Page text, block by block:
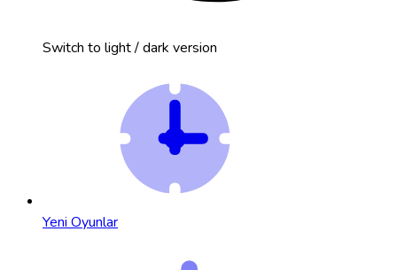
Switch to light / dark version
Yeni Oyunlar